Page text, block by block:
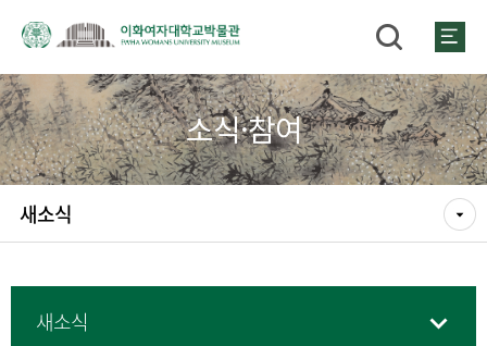
소식·참여
새소식
새소식